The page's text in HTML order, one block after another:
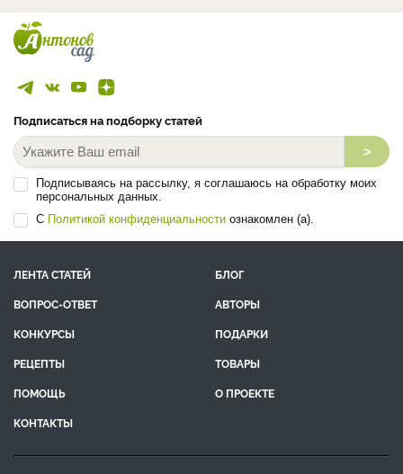
Подписаться на подборку статей
>
Подписываясь на рассылку, я соглашаюсь на обработку моих
персональных данных.
С Политикой конфиденциальности ознакомлен (а).
ЛЕНТА СТАТЕЙ
БЛОГ
ВОПРОС-ОТВЕТ
АВТОРЫ
КОНКУРСЫ
ПОДАРКИ
РЕЦЕПТЫ
ТОВАРЫ
ПОМОЩЬ
О ПРОЕКТЕ
КОНТАКТЫ